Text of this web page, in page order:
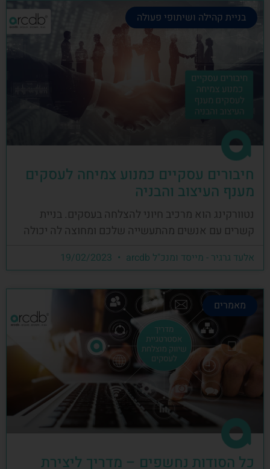
בניית קהילה ושיתופי פעולה
חיבורים עסקיים כמנוע צמיחה לעסקים
מענף העיצוב והבניה
נטוורקינג הוא מרכיב חיוני להצלחה בעסקים. בניית
קשרים עם אנשים מהתעשייה שלכם ומחוצה לה יכולה
אלעד גרגיר - מייסד ומנכ"ל arcdb
מאמרים
כל הסודות נחשפים – מדריך ליצירת